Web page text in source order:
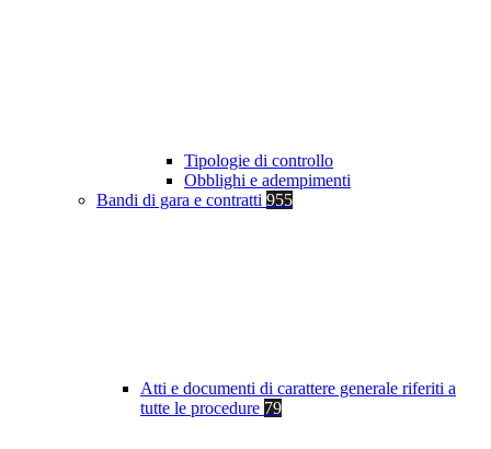
Tipologie di controllo
Obblighi e adempimenti
Bandi di gara e contratti 955
Atti e documenti di carattere generale riferiti a
tutte le procedure 79